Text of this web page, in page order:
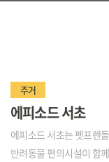
주거
에피소드 서초
에피소드 서초는 펫프렌
반려동물 편의시설이 함